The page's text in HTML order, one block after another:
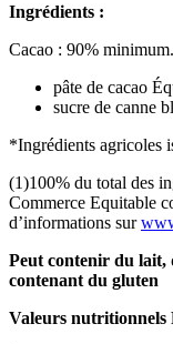
Ingrédients :
Cacao : 90% minimum.
pâte de cacao
sucre de canne
*Ingrédients agricoles
(1)100% du total des
Commerce Equitable
d’informations sur
Peut contenir du lait,
contenant du gluten
Valeurs nutritionnels